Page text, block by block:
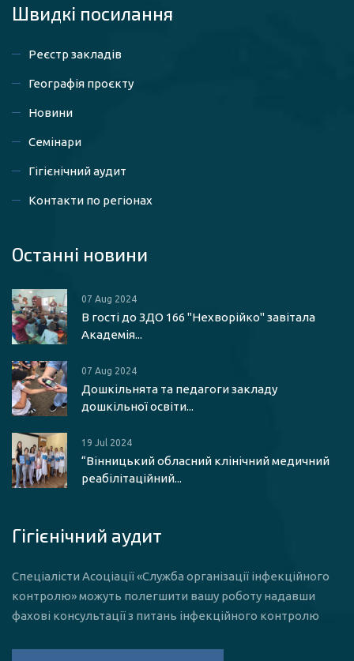
Швидкі посилaння
Реєстр закладів
Географія проєкту
Новини
Семінари
Гігієнічний аудит
Контакти по регіонах
Останні новини
07 Aug 2024
В гості до ЗДО 166 "Нехворійко" завітала
Академія...
07 Aug 2024
Дошкільнята та педагоги закладу
дошкільної освіти...
19 Jul 2024
“Вінницький обласний клінічний медичний
реабілітаційний...
Гігієнічний аудит
Спеціалісти Асоціації «Служба організації інфекційного
контролю» можуть полегшити вашу роботу надавши
фахові консультації з питань інфекційного контролю